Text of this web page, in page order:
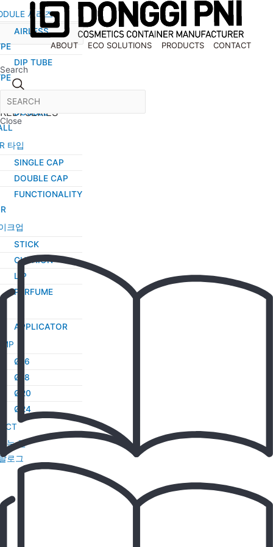
텐
로
건
너
뛰
기
ABOUT ECO SOLUTIONS PRODUCTS CONTACT
Search
Close
시리즈
AIRLESS
DIP TUBE
DOUBLE
타입
SINGLE CAP
DOUBLE CAP
FUNCTIONALITY
크업
STICK
CUSHION
LIP
PERFUME
APPLICATOR
Ø16
Ø18
Ø20
Ø24
는 길
로그
ECO SOLUTIONS
REDI SERIES